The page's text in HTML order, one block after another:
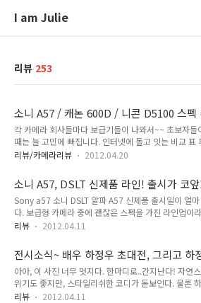
I am Julie
리뷰 253
소니 A57 / 캐논 600D / 니콘 D5100 스펙
각 카메라 회사들마다 보급기들이 나와서~~ 초보자들
때는 늘 고민에 빠집니다. 인터넷에 돌고 잇는 비교 표
보아요. 최근 출시 된 보급기 기종들입니다. 소니 A57 /
차이나다보니 모든 스펙에서 알파 57이 우위를 선점하
다. 그런데 출시가격은 착하네요 ㅎㅎ DSLT라는 새로운
새로운 분야를 개척하고 있는 소니 알파 57~ 지금까지
찮습니다. DSLT 라서 가볍고 작고 연사도 빠르고 AF
르게 잡히고~~ 무엇보다 소니 색감~ 참 좋죠..^^ 소니
~ 초점이 맞은 부분을 색으로 표시해주는 기능.
리뷰/카메라리뷰 2012.04.20
소니 A57, DSLT 신제품 라인! 출시가 코
기대 중 +_+
Sony a57 소니 DSLT 알파 A57 신제품 출시일이 얼
다. 보급형 카메라 중에 괜찮은 스펙을 가진 라인업이
하는 중 ! 실제로 촬영해봐야 정확히 알겠지만.. 소니 바
않는다! 보급기 기종들을 압도할 기세.. 제품 사진들을
~~~ [렌즈 제거한 모습] [뒷 모습] [회전 휙휙~ 틸트액
렌즈 탑재한 모습] 소니는 DSLT라는 새로운 반투명미
자랑하고 있는데.. DSLR의 시대를 끝내고 DSLT 시장
능을 더 좋아지고! 카메라 크기와 중량을 줄여버렸다.
리뷰 2012.04.11
전시소식~ 배우 하정우 초대전, 그리고 하
다니는 프라이빗 트레이닝 짐, 비포앤애프
아아, 이 사진 너무 멋지다. 한마디로..간지난다! 자연
위기도 좋지만, 스타일리쉬한 코디가 돋보인다. 물론
의 탄탄한 바디라인 덕분에 코디도 돋보이는 것이겠지
리뷰 2012.04.11